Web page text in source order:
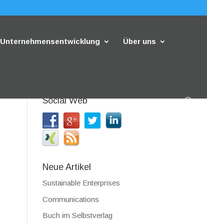
Unternehmensentwicklung Über uns
Social Web
Neue Artikel
Sustainable Enterprises
Communications
Buch im Selbstverlag